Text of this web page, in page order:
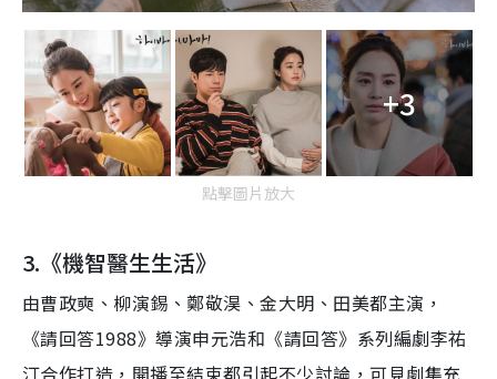
+3
點擊圖片放大
3. 《機智醫生生活》
由曹政奭、柳演錫、鄭敬淏、金大明、田美都主演，
《請回答1988》導演申元浩和《請回答》系列編劇李祐
汀合作打造， 開播至結束都引起不少討論，可見劇集充